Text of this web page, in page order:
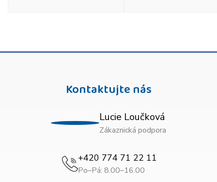
Kontaktujte nás
Lucie Loučková
Zákaznická podpora
+420 774 71 22 11
Po–Pá: 8.00–16.00